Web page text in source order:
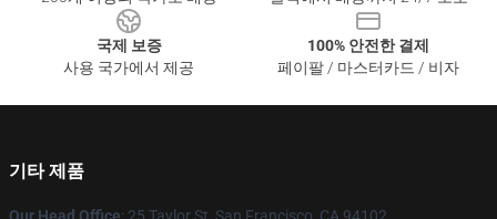
국제 보증
사용 국가에서 제공
100% 안전한 결제
페이팔 / 마스터카드 / 비자
기타 제품